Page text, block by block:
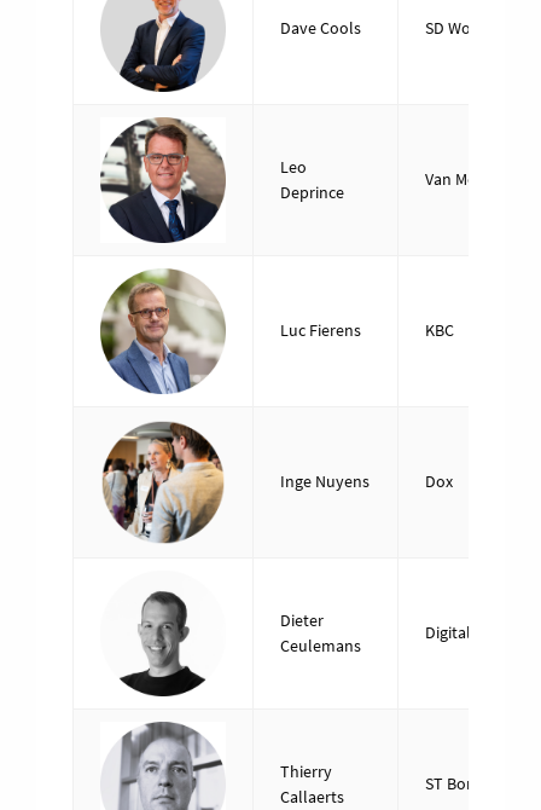
Dave Cools SD Worx
Leo
Deprince
Van Mossel
Luc Fierens KBC
Inge Nuyens Dox
Dieter
Ceulemans
Digital Bakery
Thierry
Callaerts
ST Boringen